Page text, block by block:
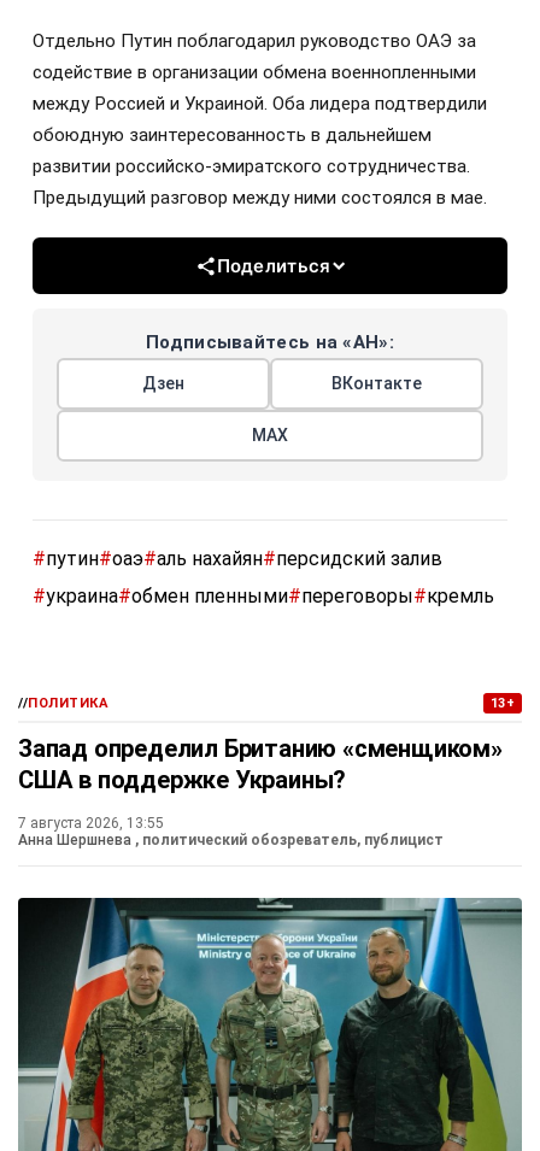
Отдельно Путин поблагодарил руководство ОАЭ за
содействие в организации обмена военнопленными
между Россией и Украиной. Оба лидера подтвердили
обоюдную заинтересованность в дальнейшем
развитии российско-эмиратского сотрудничества.
Предыдущий разговор между ними состоялся в мае.
Поделиться
Подписывайтесь на «АН»:
Дзен ВКонтакте
МАХ
#путин#оаэ#аль нахайян#персидский залив
#украина#обмен пленными#переговоры#кремль
//ПОЛИТИКА 13+
Запад определил Британию «сменщиком»
США в поддержке Украины?
7 августа 2026, 13:55
Анна Шершнева , политический обозреватель, публицист